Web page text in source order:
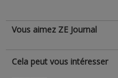
Vous aimez ZE Journal
Cela peut vous intéresser